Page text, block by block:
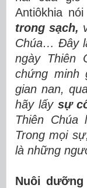
Antiôkhia nói
trong sạch,
Chúa… Đây
ngày Thiên
chứng minh
gian nan,
hãy lấy sự
Thiên
Trong mọi
là những
Nuôi